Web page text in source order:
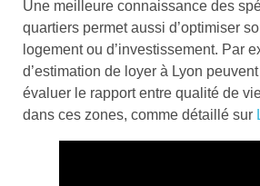
Une meilleure connaissance des
quartiers permet aussi d’optimiser
logement ou d’investissement. Par
d’estimation de loyer à Lyon
évaluer le rapport entre qualité de
dans ces zones, comme détaillé sur